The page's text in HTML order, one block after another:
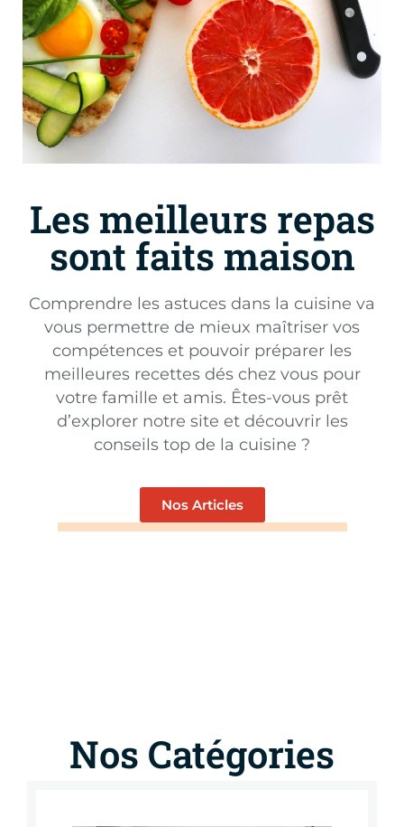
Les meilleurs repas
sont faits maison
Comprendre les astuces dans la cuisine va
vous permettre de mieux maîtriser vos
compétences et pouvoir préparer les
meilleures recettes dés chez vous pour
votre famille et amis. Êtes-vous prêt
d’explorer notre site et découvrir les
conseils top de la cuisine ?
Nos Articles
Nos Catégories